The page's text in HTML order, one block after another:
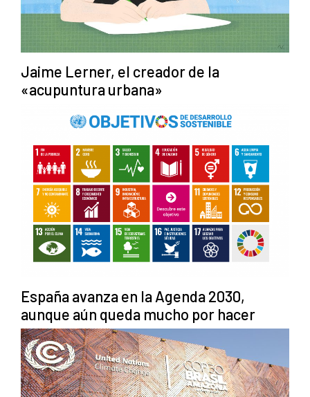
Jaime Lerner, el creador de la
«acupuntura urbana»
España avanza en la Agenda 2030,
aunque aún queda mucho por hacer